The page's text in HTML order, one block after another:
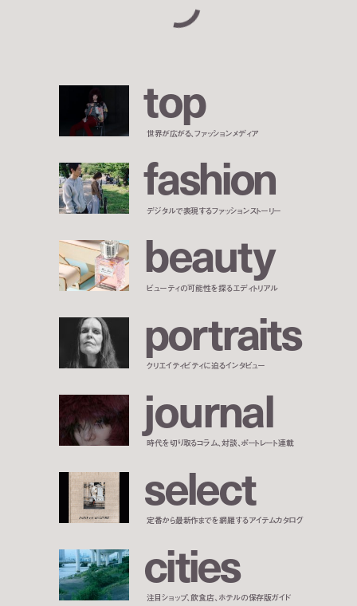
top
世界が広がる、ファッションメディア
fashion
デジタルで表現するファッションストーリー
beauty
ビューティの可能性を探るエディトリアル
portraits
クリエイティビティに迫るインタビュー
journal
時代を切り取るコラム、対談、ポートレート連載
select
定番から最新作までを網羅するアイテムカタログ
cities
注目ショップ、飲食店、ホテルの保存版ガイド